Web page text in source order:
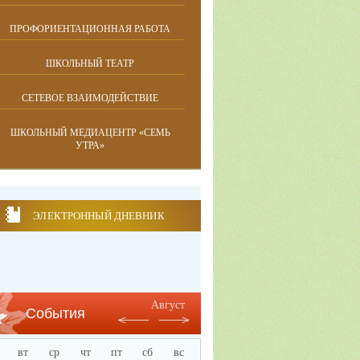
ПРОФОРИЕНТАЦИОННАЯ РАБОТА
ШКОЛЬНЫЙ ТЕАТР
СЕТЕВОЕ ВЗАИМОДЕЙСТВИЕ
ШКОЛЬНЫЙ МЕДИАЦЕНТР «СЕМЬ
УТРА»
ЭЛЕКТРОННЫЙ ДНЕВНИК
События
Август
вт ср чт пт сб вс